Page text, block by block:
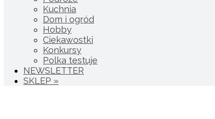
Kuchnia
Dom i ogród
Hobby
Ciekawostki
Konkursy
Polka testuje
NEWSLETTER
SKLEP »